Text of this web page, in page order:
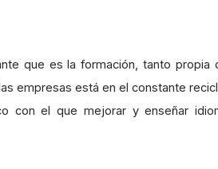
que es la formación, tanto
empresas está en el constante
con el que mejorar y enseñar